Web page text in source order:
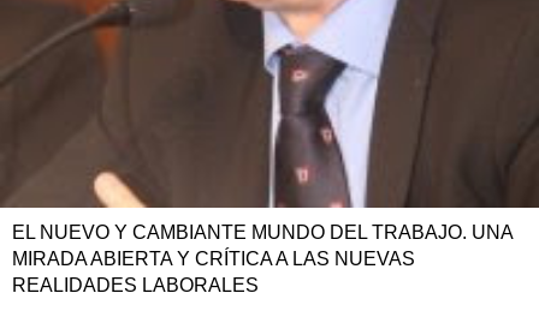
EL NUEVO Y CAMBIANTE MUNDO DEL TRABAJO. UNA
MIRADA ABIERTA Y CRÍTICA A LAS NUEVAS
REALIDADES LABORALES